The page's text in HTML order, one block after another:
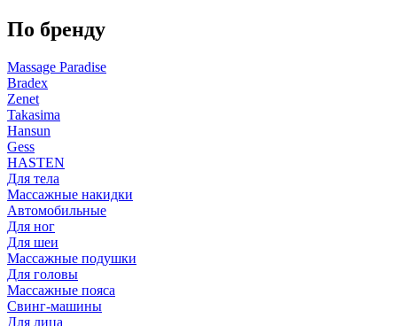
По бренду
Massage Paradise
Bradex
Zenet
Takasima
Hansun
Gess
HASTEN
Для тела
Массажные накидки
Автомобильные
Для ног
Для шеи
Массажные подушки
Для головы
Массажные пояса
Свинг-машины
Для лица